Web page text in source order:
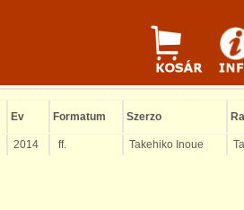
Ev Formatum Szerzo
2014 ff. Takehiko Inoue